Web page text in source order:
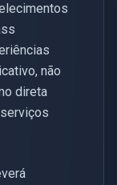
não
direta